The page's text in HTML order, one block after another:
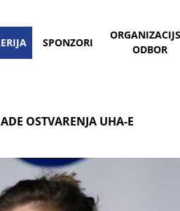
SPONZORI
ODBOR
OSTVARENJA UHA-E